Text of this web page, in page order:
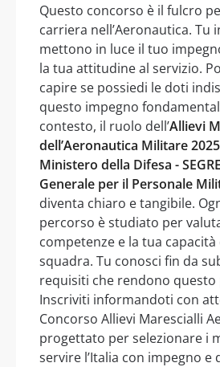
Questo concorso è il fulcro
carriera nell’Aeronautica. Tu
mettono in luce il tuo
la tua attitudine al servizio.
capire se possiedi le doti
questo impegno
contesto, il ruolo dell’Allievi
dell’Aeronautica Militare
Ministero della Difesa -
Generale per il Personale
diventa chiaro e tangibile.
percorso è studiato per
competenze e la tua
squadra. Tu conosci fin da
requisiti che rendono
Inscriviti informandoti con
Concorso Allievi Marescialli
progettato per selezionare i
servire l’Italia con impegno e